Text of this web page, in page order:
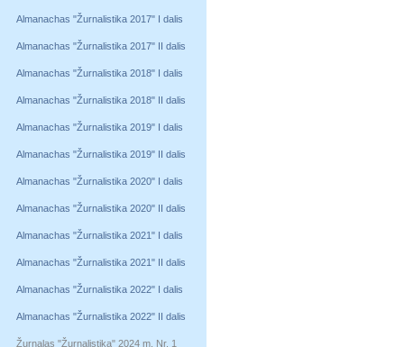
Almanachas "Žurnalistika 2017" I dalis
Almanachas "Žurnalistika 2017" II dalis
Almanachas "Žurnalistika 2018" I dalis
Almanachas "Žurnalistika 2018" II dalis
Almanachas "Žurnalistika 2019" I dalis
Almanachas "Žurnalistika 2019" II dalis
Almanachas "Žurnalistika 2020" I dalis
Almanachas "Žurnalistika 2020" II dalis
Almanachas "Žurnalistika 2021" I dalis
Almanachas "Žurnalistika 2021" II dalis
Almanachas "Žurnalistika 2022" I dalis
Almanachas "Žurnalistika 2022" II dalis
Žurnalas "Žurnalistika" 2024 m. Nr. 1